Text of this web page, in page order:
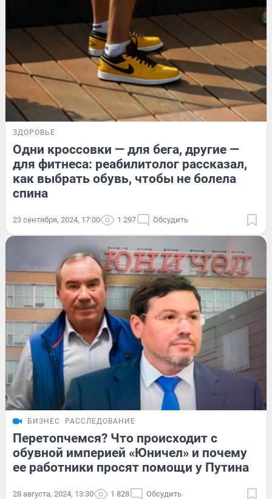
ЗДОРОВЬЕ
Одни кроссовки — для бега, другие —
для фитнеса: реабилитолог рассказал,
как выбрать обувь, чтобы не болела
спина
23 сентября, 2024, 17:00 1 297 Обсудить
БИЗНЕС РАССЛЕДОВАНИЕ
Перетопчемся? Что происходит с
обувной империей «Юничел» и почему
ее работники просят помощи у Путина
28 августа, 2024, 13:30 1 828 Обсудить